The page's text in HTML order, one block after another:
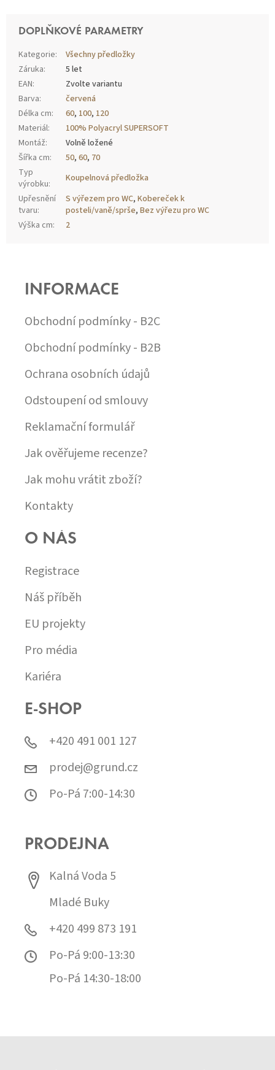
DOPLŇKOVÉ PARAMETRY
Kategorie:
Všechny předložky
Záruka:
5 let
EAN:
Zvolte variantu
Barva:
červená
Délka cm: 60, 100, 120
Materiál:
100% Polyacryl SUPERSOFT
Montáž:
Volně ložené
Šířka cm: 50, 60, 70
Typ
výrobku:
Koupelnová předložka
Upřesnění
tvaru:
S výřezem pro WC, Kobereček k
posteli/vaně/sprše, Bez výřezu pro WC
Výška cm:
2
INFORMACE
Obchodní podmínky - B2C
Obchodní podmínky - B2B
Ochrana osobních údajů
Odstoupení od smlouvy
Reklamační formulář
Jak ověřujeme recenze?
Jak mohu vrátit zboží?
Kontakty
O NÁS
Registrace
Náš příběh
EU projekty
Pro média
Kariéra
E-SHOP
+420 491 001 127
prodej@grund.cz
Po-Pá 7:00-14:30
PRODEJNA
Kalná Voda 5
Mladé Buky
+420 499 873 191
Po-Pá 9:00-13:30
Po-Pá 14:30-18:00